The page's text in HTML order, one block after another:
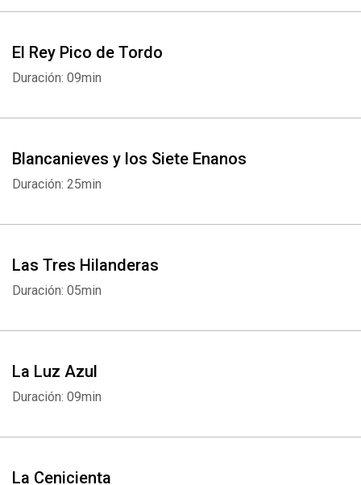
El Rey Pico de Tordo
Duración: 09min
Blancanieves y los Siete Enanos
Duración: 25min
Las Tres Hilanderas
Duración: 05min
La Luz Azul
Duración: 09min
La Cenicienta